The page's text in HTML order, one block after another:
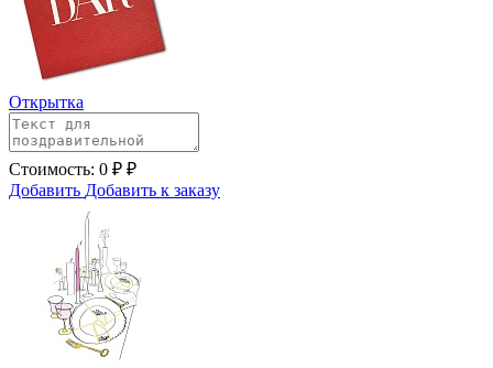
Открытка
Стоимость: 0 ₽ ₽
Добавить Добавить к заказу